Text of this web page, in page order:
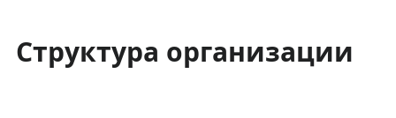
Структура организации